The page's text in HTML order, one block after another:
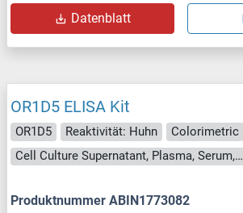
Datenblatt
OR1D5 ELISA Kit
OR1D5 Reaktivität: Huhn
Colorimetric
Cell Culture Supernatant, Plasma, Serum, Tissue Homogenate
Produktnummer ABIN1773082